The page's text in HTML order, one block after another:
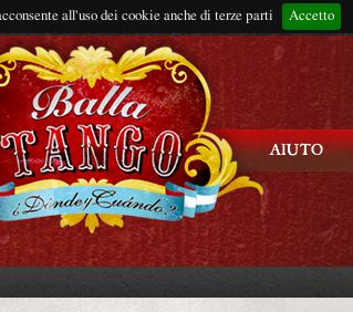
all'uso dei cookie anche di terze parti Accetto
Rimani